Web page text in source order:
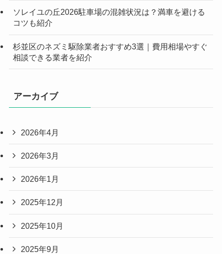
ソレイユの丘2026駐車場の混雑状況は？満車を避ける
コツも紹介
杉並区のネズミ駆除業者おすすめ3選｜費用相場やすぐ
相談できる業者を紹介
アーカイブ
2026年4月
2026年3月
2026年1月
2025年12月
2025年10月
2025年9月